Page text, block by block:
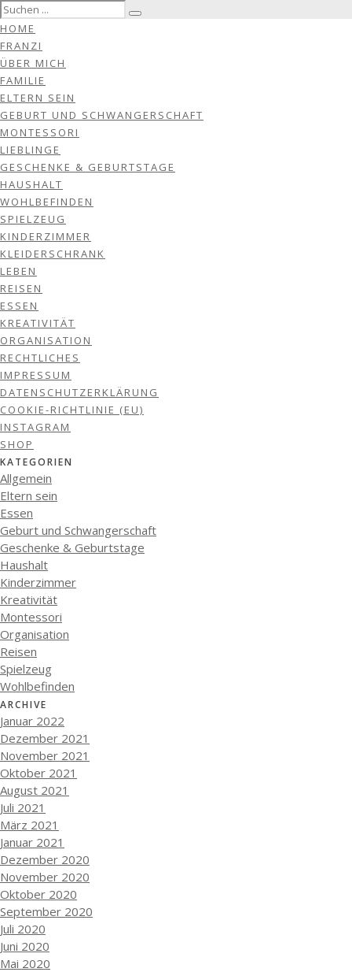
HOME
FRANZI
ÜBER MICH
FAMILIE
ELTERN SEIN
GEBURT UND SCHWANGERSCHAFT
MONTESSORI
LIEBLINGE
GESCHENKE & GEBURTSTAGE
HAUSHALT
WOHLBEFINDEN
SPIELZEUG
KINDERZIMMER
KLEIDERSCHRANK
LEBEN
REISEN
ESSEN
KREATIVITÄT
ORGANISATION
RECHTLICHES
IMPRESSUM
DATENSCHUTZERKLÄRUNG
COOKIE-RICHTLINIE (EU)
INSTAGRAM
SHOP
KATEGORIEN
Allgemein
Eltern sein
Essen
Geburt und Schwangerschaft
Geschenke & Geburtstage
Haushalt
Kinderzimmer
Kreativität
Montessori
Organisation
Reisen
Spielzeug
Wohlbefinden
ARCHIVE
Januar 2022
Dezember 2021
November 2021
Oktober 2021
August 2021
Juli 2021
März 2021
Januar 2021
Dezember 2020
November 2020
Oktober 2020
September 2020
Juli 2020
Juni 2020
Mai 2020